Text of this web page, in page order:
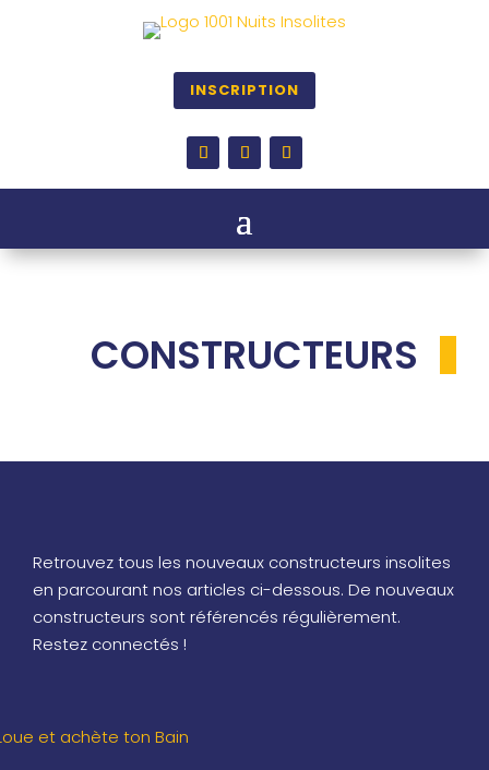
INSCRIPTION
CONSTRUCTEURS
Retrouvez tous les nouveaux constructeurs insolites
en parcourant nos articles ci-dessous. De nouveaux
constructeurs sont référencés régulièrement.
Restez connectés !